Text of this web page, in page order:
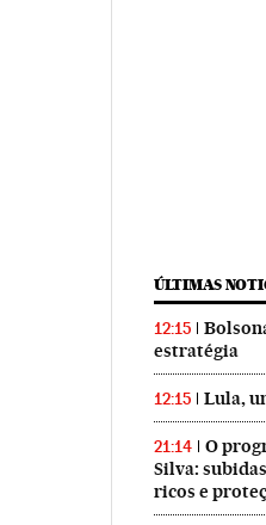
ÚLTIMAS
12:15
estratégia
12:15 Lula,
21:14
O
Silva:
ricos e